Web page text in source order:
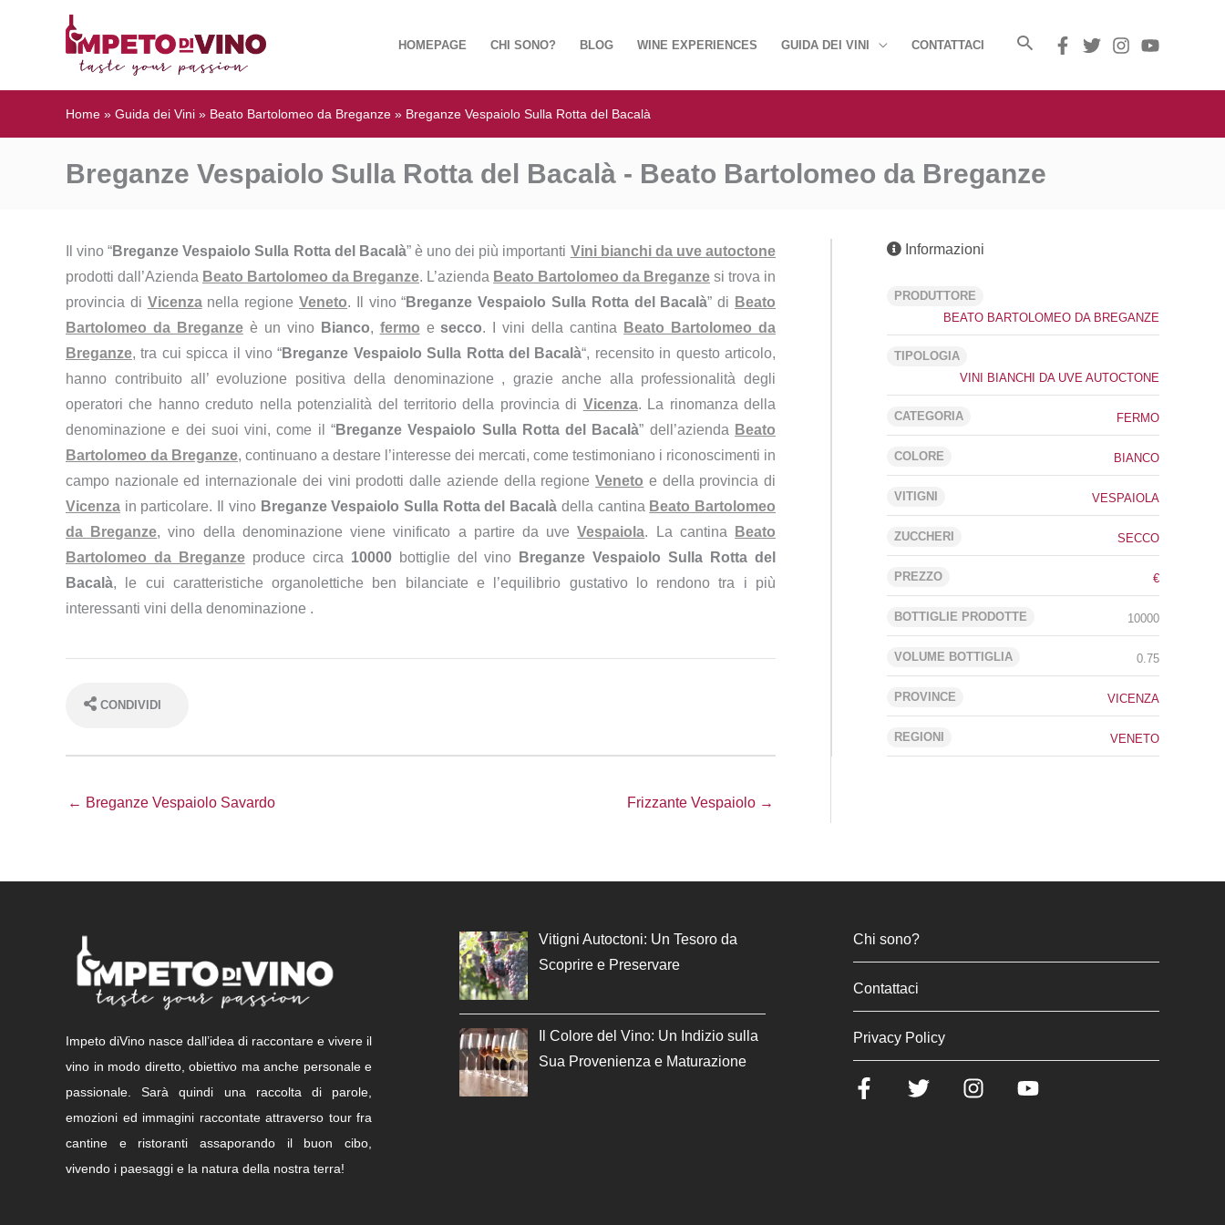
HOMEPAGE CHI SONO? BLOG WINE EXPERIENCES GUIDA DEI VINI CONTATTACI
Home » Guida dei Vini » Beato Bartolomeo da Breganze » Breganze Vespaiolo Sulla Rotta del Bacalà
Breganze Vespaiolo Sulla Rotta del Bacalà - Beato Bartolomeo da Breganze
Informazioni
PRODUTTORE
BEATO BARTOLOMEO DA BREGANZE
TIPOLOGIA
VINI BIANCHI DA UVE AUTOCTONE
CATEGORIA FERMO
COLORE BIANCO
VITIGNI VESPAIOLA
ZUCCHERI SECCO
PREZZO €
BOTTIGLIE PRODOTTE 10000
VOLUME BOTTIGLIA 0.75
PROVINCE VICENZA
REGIONI VENETO
Il vino “Breganze Vespaiolo Sulla Rotta del Bacalà” è uno dei più importanti Vini bianchi da uve autoctone
prodotti dall’Azienda Beato Bartolomeo da Breganze. L’azienda Beato Bartolomeo da Breganze si trova in
provincia di Vicenzanella regioneVeneto. Il vino “Breganze Vespaiolo Sulla Rotta del Bacalà” di Beato
Bartolomeo da Breganzeè un vino Bianco, fermo esecco. I vini della cantina
Beato Bartolomeo da
Breganze, tra cui spicca il vino “Breganze Vespaiolo Sulla Rotta del Bacalà“, recensito in questo articolo,
hanno contribuito all’ evoluzione positiva della denominazione , grazie anche alla professionalità degli
operatori che hanno creduto nella potenzialità del territorio della provincia di Vicenza. La rinomanza della
denominazione e dei suoi vini, come il “Breganze Vespaiolo Sulla Rotta del Bacalà” dell’azienda Beato
Bartolomeo da Breganze, continuano a destare l’interesse dei mercati, come testimoniano i riconoscimenti in
campo nazionale ed internazionale dei vini prodotti dalle aziende della regioneVeneto e della provincia di
Vicenza in particolare. Il vino Breganze Vespaiolo Sulla Rotta del Bacalà della cantina Beato Bartolomeo
da Breganze, vino della denominazione viene vinificato a partire da uveVespaiola. La cantina
Beato
Bartolomeo da Breganzeproduce circa 10000 bottiglie del vino
Breganze Vespaiolo Sulla Rotta del
Bacalà, le cui caratteristiche organolettiche ben bilanciate e l’equilibrio gustativo lo rendono tra i più
interessanti vini della denominazione .
CONDIVIDI
← Breganze Vespaiolo Savardo Frizzante Vespaiolo →
Impeto diVino nasce dall’idea di raccontare e vivere il
vino in modo diretto, obiettivo ma anche personale e
passionale. Sarà quindi una raccolta di parole,
emozioni ed immagini raccontate attraverso tour fra
cantine e ristoranti assaporando il buon cibo,
vivendo i paesaggi e la natura della nostra terra!
Vitigni Autoctoni: Un Tesoro da
Scoprire e Preservare
Il Colore del Vino: Un Indizio sulla
Sua Provenienza e Maturazione
Chi sono?
Contattaci
Privacy Policy